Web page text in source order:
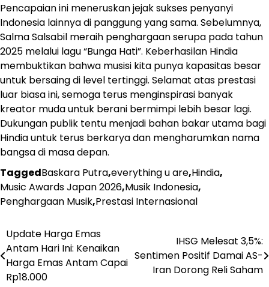
Pencapaian ini meneruskan jejak sukses penyanyi
Indonesia lainnya di panggung yang sama. Sebelumnya,
Salma Salsabil meraih penghargaan serupa pada tahun
2025 melalui lagu “Bunga Hati”. Keberhasilan Hindia
membuktikan bahwa musisi kita punya kapasitas besar
untuk bersaing di level tertinggi. Selamat atas prestasi
luar biasa ini, semoga terus menginspirasi banyak
kreator muda untuk berani bermimpi lebih besar lagi.
Dukungan publik tentu menjadi bahan bakar utama bagi
Hindia untuk terus berkarya dan mengharumkan nama
bangsa di masa depan.
TaggedBaskara Putra,everything u are,Hindia,
Music Awards Japan 2026,Musik Indonesia,
Penghargaan Musik,Prestasi Internasional
Navigasi
pos
Update Harga Emas
Antam Hari Ini: Kenaikan
Harga Emas Antam Capai
Rp18.000
IHSG Melesat 3,5%:
Sentimen Positif Damai AS-
Iran Dorong Reli Saham